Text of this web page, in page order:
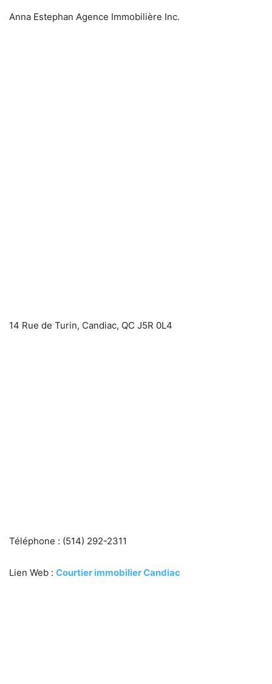
Anna Estephan Agence Immobilière Inc.
14 Rue de Turin, Candiac, QC J5R 0L4
Téléphone : (514) 292-2311
Lien Web : Courtier immobilier Candiac